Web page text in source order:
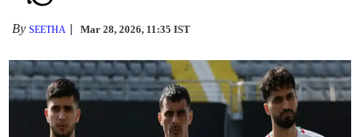
BySEETHA Mar 28, 2026, 11:35 IST